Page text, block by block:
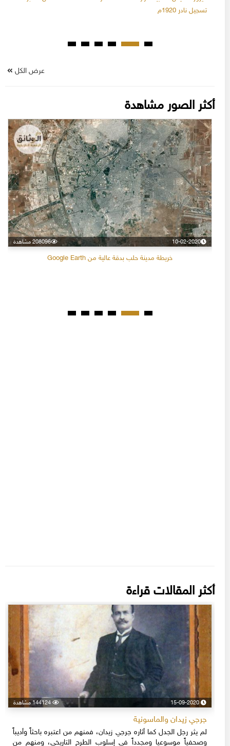
تسجيل نادر 1920م
عرض الكل
أكثر الصور مشاهدة
10-02-2020 208096 مشاهدة
خريطة مدينة حلب بدقة عالية من Google Earth
أكثر المقالات قراءة
15-09-2020 144124 مشاهدة
جرجي زيدان والماسونية
لم يثر رجل الجدل كما أثاره جرجي زيدان، فمنهم من اعتبره باحثاً وأديباً
وصحفياً موسوعيا ومجدداً في إسلوب الطرح التاريخي، ومنهم من